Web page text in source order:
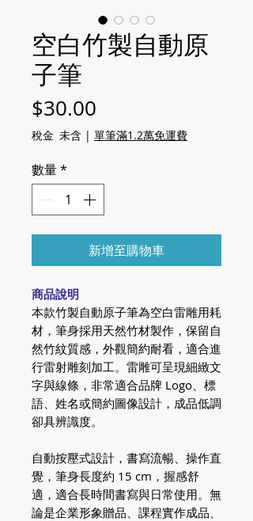
空白竹製自動原
子筆
$30.00
稅金 未含 | 單筆滿1.2萬免運費
數量*
新增至購物車
商品說明
本款竹製自動原子筆為空白雷雕用耗
材，筆身採用天然竹材製作，保留自
然竹紋質感，外觀簡約耐看，適合進
行雷射雕刻加工。雷雕可呈現細緻文
字與線條，非常適合品牌 Logo、標
語、姓名或簡約圖像設計，成品低調
卻具辨識度。
自動按壓式設計，書寫流暢、操作直
覺，筆身長度約 15 cm，握感舒
適，適合長時間書寫與日常使用。無
論是企業形象贈品、課程實作成品、